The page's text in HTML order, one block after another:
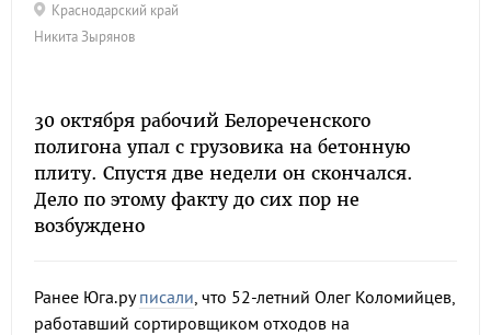
Краснодарский край
Никита Зырянов
30 октября рабочий Белореченского
полигона упал с грузовика на бетонную
плиту. Спустя две недели он скончался.
Дело по этому факту до сих пор не
возбуждено
Ранее Юга.руписали, что 52-летний Олег Коломийцев,
работавший сортировщиком отходов на